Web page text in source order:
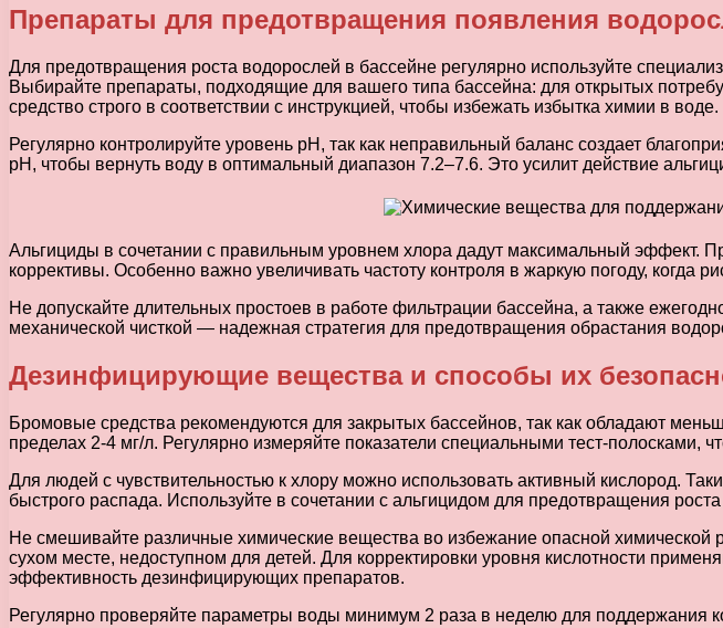
Препараты для предотвращения появления
Для предотвращения роста водорослей в бассейне регулярно используйте
Выбирайте препараты, подходящие для вашего типа бассейна: для открытых
средство строго в соответствии с инструкцией, чтобы избежать избытка химии в воде.
Регулярно контролируйте уровень pH, так как неправильный баланс создает
pH, чтобы вернуть воду в оптимальный диапазон 7.2–7.6. Это усилит действие
Альгициды в сочетании с правильным уровнем хлора дадут максимальный эффект.
коррективы. Особенно важно увеличивать частоту контроля в жаркую погоду, когда
Не допускайте длительных простоев в работе фильтрации бассейна, а также
механической чисткой — надежная стратегия для предотвращения обрастания
Дезинфицирующие вещества и способы их
Бромовые средства рекомендуются для закрытых бассейнов, так как обладают
пределах 2-4 мг/л. Регулярно измеряйте показатели специальными тест-полосками,
Для людей с чувствительностью к хлору можно использовать активный кислород.
быстрого распада. Используйте в сочетании с альгицидом для предотвращения
Не смешивайте различные химические вещества во избежание опасной
сухом месте, недоступном для детей. Для корректировки уровня кислотности
эффективность дезинфицирующих препаратов.
Регулярно проверяйте параметры воды минимум 2 раза в неделю для поддержания